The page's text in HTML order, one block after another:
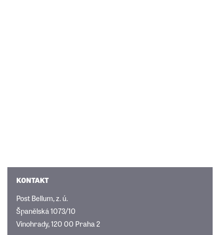
KONTAKT
Post Bellum, z. ú.
Španělská 1073/10
Vinohrady, 120 00 Praha 2